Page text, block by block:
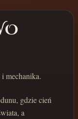
mechanika.
gdzie cień
a